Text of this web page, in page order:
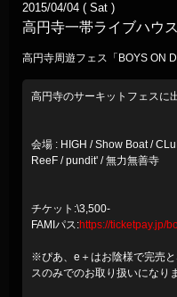
2015/04/04 ( Sat )
高円寺一帯ライブハウ
高円寺周遊フェス「BOYS ON
高円寺のサーキットフェスに
会場 : HIGH / Show Boat /
ReeF / pundit' / 無力無善寺
チケット:\3,500-
FAMIパス:https://ticketpay.jp/
※ぴあ、e＋はお陰様で完売
スのみでのお取り扱いになり